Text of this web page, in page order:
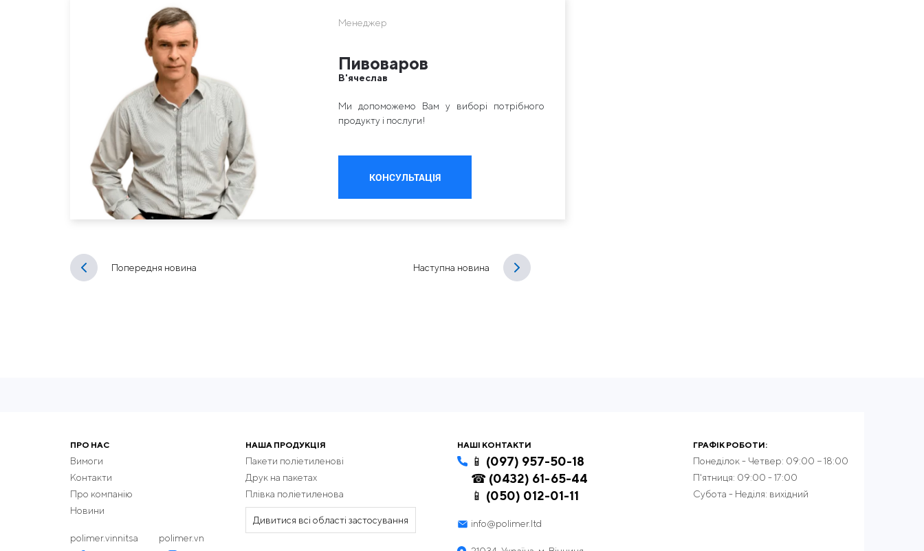
Менеджер
Пивоваров
В'ячеслав
Ми допоможемо Вам у виборі потрібного
продукту і послуги!
КОНСУЛЬТАЦІЯ
Попередня новина Наступна новина
ПРО НАС
Вимоги
Контакти
Про компанію
Новини
polimer.vinnitsa
polimer.vn
НАША ПРОДУКЦІЯ
Пакети поліетиленові
Друк на пакетах
Плівка поліетиленова
Дивитися всі області застосування
НАШІ КОНТАКТИ
📱 (097) 957-50-18
☎ (0432) 61-65-44
📱 (050) 012-01-11
info@polimer.ltd
ГРАФІК РОБОТИ:
Понеділок - Четвер: 09:00 − 18:00
П'ятниця: 09:00 - 17:00
Субота - Неділя: вихідний